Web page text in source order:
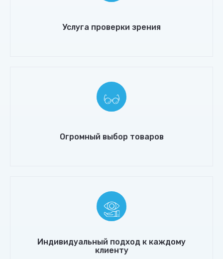
Услуга проверки зрения
Огромный выбор товаров
Индивидуальный подход к каждому
клиенту